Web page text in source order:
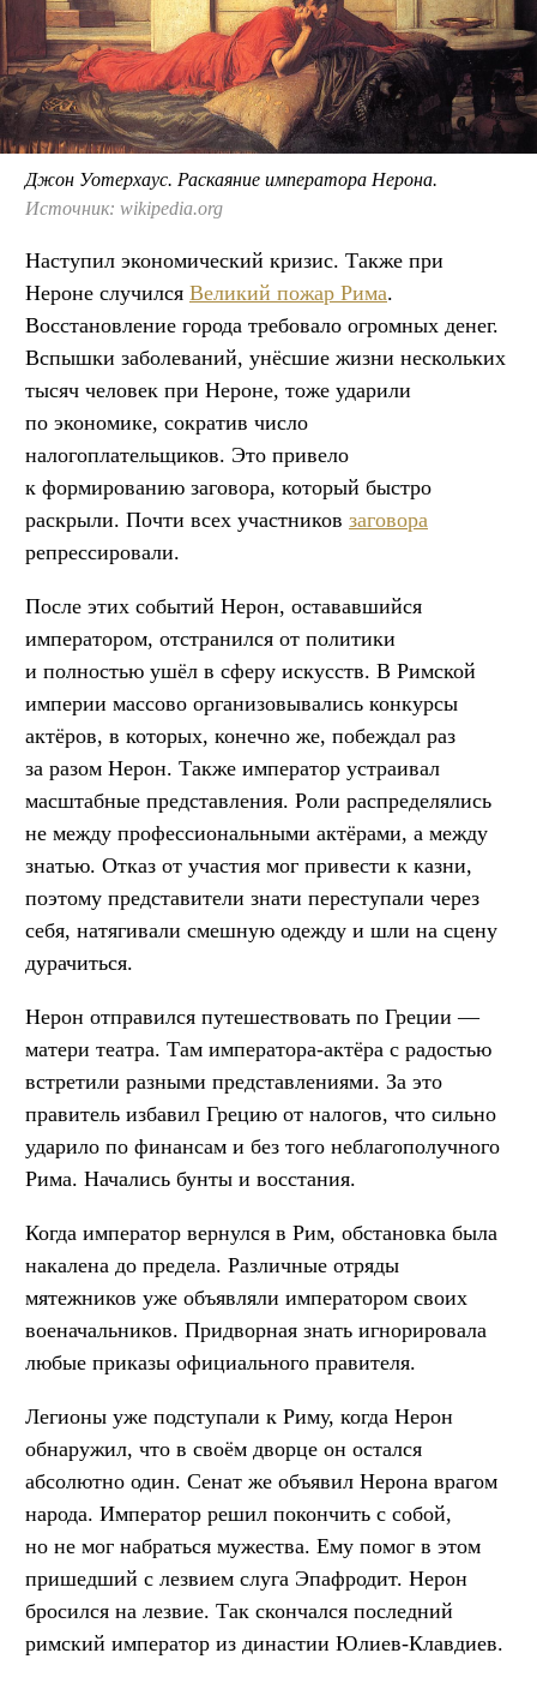
Джон Уотерхаус. Раскаяние императора Нерона.
Источник: wikipedia.org
Наступил экономический кризис. Также при
Нероне случился Великий пожар Рима.
Восстановление города требовало огромных денег.
Вспышки заболеваний, унёсшие жизни нескольких
тысяч человек при Нероне, тоже ударили
по экономике, сократив число
налогоплательщиков. Это привело
к формированию заговора, который быстро
раскрыли. Почти всех участников заговора
репрессировали.
После этих событий Нерон, остававшийся
императором, отстранился от политики
и полностью ушёл в сферу искусств. В Римской
империи массово организовывались конкурсы
актёров, в которых, конечно же, побеждал раз
за разом Нерон. Также император устраивал
масштабные представления. Роли распределялись
не между профессиональными актёрами, а между
знатью. Отказ от участия мог привести к казни,
поэтому представители знати переступали через
себя, натягивали смешную одежду и шли на сцену
дурачиться.
Нерон отправился путешествовать по Греции —
матери театра. Там императора-актёра с радостью
встретили разными представлениями. За это
правитель избавил Грецию от налогов, что сильно
ударило по финансам и без того неблагополучного
Рима. Начались бунты и восстания.
Когда император вернулся в Рим, обстановка была
накалена до предела. Различные отряды
мятежников уже объявляли императором своих
военачальников. Придворная знать игнорировала
любые приказы официального правителя.
Легионы уже подступали к Риму, когда Нерон
обнаружил, что в своём дворце он остался
абсолютно один. Сенат же объявил Нерона врагом
народа. Император решил покончить с собой,
но не мог набраться мужества. Ему помог в этом
пришедший с лезвием слуга Эпафродит. Нерон
бросился на лезвие. Так скончался последний
римский император из династии Юлиев-Клавдиев.